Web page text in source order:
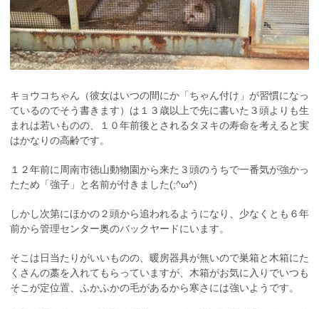
キョウコちゃん（彼女はいつの間にか「ちゃん付け」が習慣になっ
ているのでそう書きます）は１３歳以上で先に書いた３頭よりも生
まれは若いものの、１０年前後とされるタヌキの寿命を考えると実
はかなりの高齢です。
１２年前に周南市徳山動物園から来た３頭のうちで一番気が強かっ
たため「強子」と名前が付きました(;^ω^)
しかし次第にほかの２頭から追われるようになり、少なくとも６年
前から管理センター奥のバックヤードにいます。
そこは日当たりがいいものの、暖房器具が無いので巣箱と木箱にた
くさんの藁を入れてもらっていますが、木箱がお気に入りでいつも
そこが定位置、ふかふかの毛があるから寒さには強いようです。